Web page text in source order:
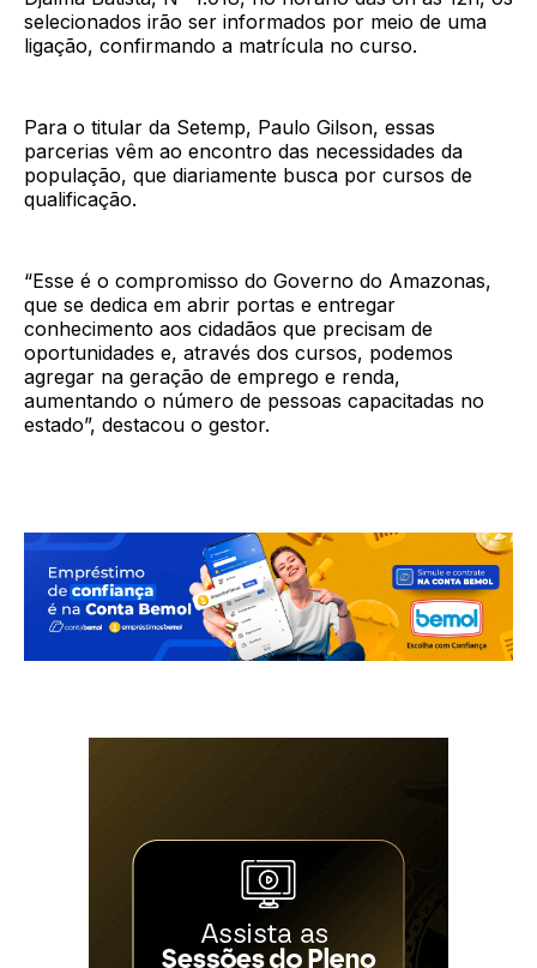
selecionados irão ser informados por meio de uma
ligação, confirmando a matrícula no curso.
Para o titular da Setemp, Paulo Gilson, essas
parcerias vêm ao encontro das necessidades da
população, que diariamente busca por cursos de
qualificação.
“Esse é o compromisso do Governo do Amazonas,
que se dedica em abrir portas e entregar
conhecimento aos cidadãos que precisam de
oportunidades e, através dos cursos, podemos
agregar na geração de emprego e renda,
aumentando o número de pessoas capacitadas no
estado”, destacou o gestor.